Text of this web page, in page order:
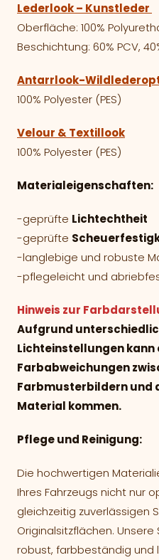
Lederlook – Kunstleder
Oberfläche: 100%
Beschichtung: 60% PCV,
Antarrlook-
100% Polyester (PES)
Velour & Textillook
100% Polyester (PES)
Materialeigenschaften:
-geprüfte Lichtechtheit
-geprüfte
-langlebige und robuste
-pflegeleicht und
Hinweis zur
Aufgrund
Lichteinstellungen kann
Farbabweichungen
Farbmusterbildern und
Material kommen.
Pflege und Reinigung:
Die hochwertigen
Ihres Fahrzeugs nicht nur
gleichzeitig zuverlässigen
Originalsitzflächen.
robust, farbbeständig und